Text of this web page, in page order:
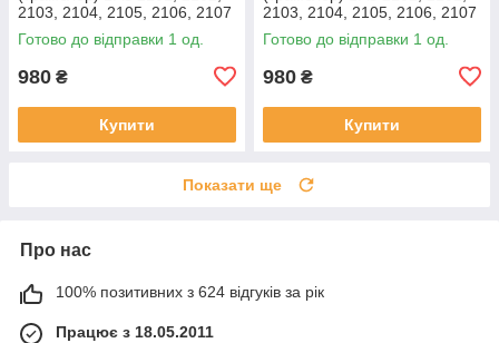
2103, 2104, 2105, 2106, 2107
(довгий шток, контактний,
1.5/1.6)
Готово до відправки 1 од.
980 ₴
Купити
2103, 2104, 2105, 2106, 2107
(короткий шток, контактний,
1,2/1,3)
Готово до відправки 1 од.
980 ₴
Купити
Показати ще
Про нас
100% позитивних з 624 відгуків за рік
Працює з 18.05.2011